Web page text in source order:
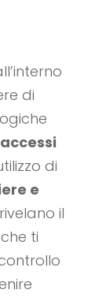
di
di
e
il
ti